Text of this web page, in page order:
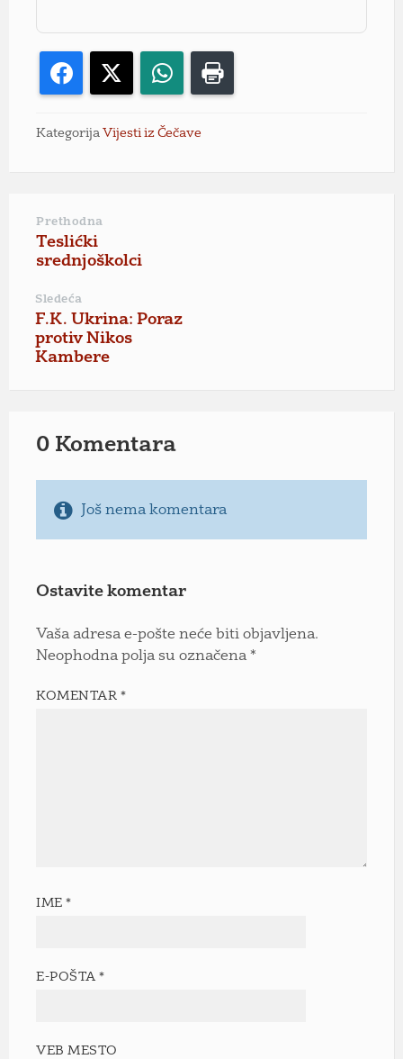
Facebook WhatsApp
Kategorija Vijesti iz Čečave
Prethodna
Teslićki
srednjoškolci
Sledeća
F.K. Ukrina: Poraz
protiv Nikos
Kambere
0 Komentara
Još nema komentara
Ostavite komentar
Vaša adresa e-pošte neće biti objavljena.
Neophodna polja su označena *
KOMENTAR*
IME*
E-POŠTA*
VEB MESTO